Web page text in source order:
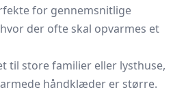
for gennemsnitlige
der ofte skal opvarmes et
til store familier eller lysthuse,
håndklæder er større.